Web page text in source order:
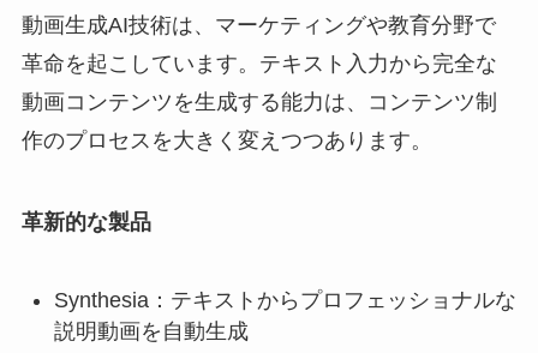
動画生成AI技術は、マーケティングや教育分野で
革命を起こしています。テキスト入力から完全な
動画コンテンツを生成する能力は、コンテンツ制
作のプロセスを大きく変えつつあります。
革新的な製品
Synthesia：テキストからプロフェッショナルな
説明動画を自動生成